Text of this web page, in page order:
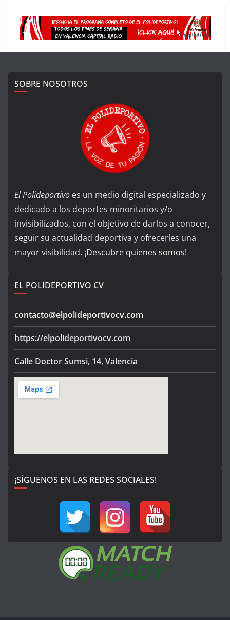
SOBRE NOSOTROS
El Polideportivo es un medio digital especializado y
dedicado a los deportes minoritarios y/o
invisibilizados, con el objetivo de darlos a conocer,
seguir su actualidad deportiva y ofrecerles una
mayor visibilidad. ¡Descubre quienes somos!
EL POLIDEPORTIVO CV
contacto@elpolideportivocv.com
https://elpolideportivocv.com
Calle Doctor Sumsi, 14, Valencia
¡SÍGUENOS EN LAS REDES SOCIALES!